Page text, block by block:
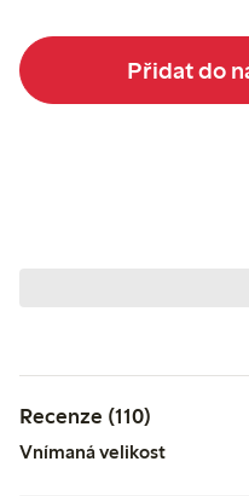
Přidat do
Recenze (110)
Vnímaná velikost